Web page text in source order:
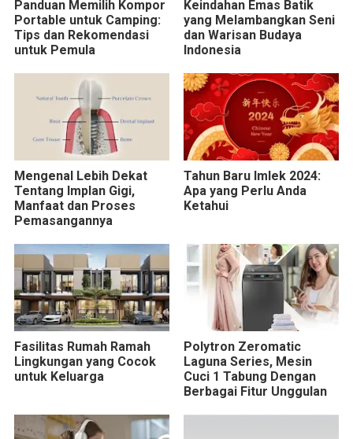
Panduan Memilih Kompor
Portable untuk Camping:
Tips dan Rekomendasi
untuk Pemula
Keindahan Emas Batik
yang Melambangkan Seni
dan Warisan Budaya
Indonesia
Mengenal Lebih Dekat
Tentang Implan Gigi,
Manfaat dan Proses
Pemasangannya
Tahun Baru Imlek 2024:
Apa yang Perlu Anda
Ketahui
Fasilitas Rumah Ramah
Lingkungan yang Cocok
untuk Keluarga
Polytron Zeromatic
Laguna Series, Mesin
Cuci 1 Tabung Dengan
Berbagai Fitur Unggulan